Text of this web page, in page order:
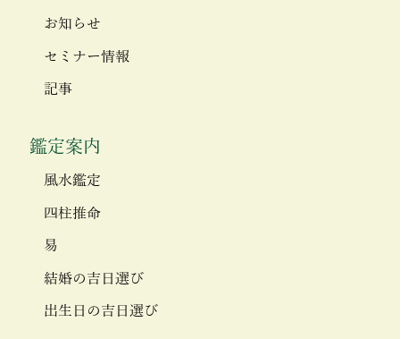
お知らせ
セミナー情報
記事
鑑定案内
風水鑑定
四柱推命
易
結婚の吉日選び
出生日の吉日選び